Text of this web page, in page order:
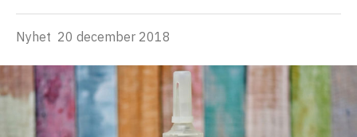
Nyhet 20 december 2018